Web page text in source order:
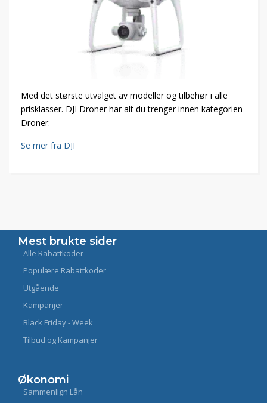
Med det største utvalget av modeller og tilbehør i alle
prisklasser. DJI Droner har alt du trenger innen kategorien
Droner.
Se mer fra DJI
Mest brukte sider
Alle Rabattkoder
Populære Rabattkoder
Utgående
Kampanjer
Black Friday - Week
Tilbud og Kampanjer
Økonomi
Sammenlign Lån